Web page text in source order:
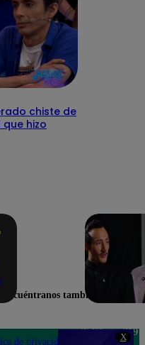
X
chiste de
hizo
Encuéntranos también en
de privacidad
Teléfono: 219